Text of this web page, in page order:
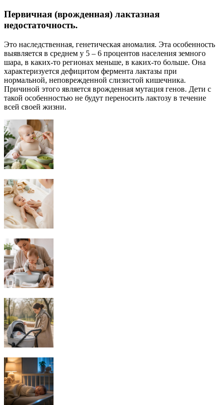
Первичная (врожденная) лактазная
недостаточность.
Это наследственная, генетическая аномалия. Эта особенность
выявляется в среднем у 5 – 6 процентов населения земного
шара, в каких-то регионах меньше, в каких-то больше. Она
характеризуется дефицитом фермента лактазы при
нормальной, неповрежденной слизистой кишечника.
Причиной этого является врожденная мутация генов. Дети с
такой особенностью не будут переносить лактозу в течение
всей своей жизни.